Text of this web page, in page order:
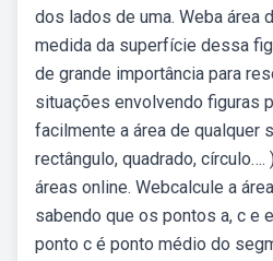
dos lados de uma. Weba área
medida da superfície dessa
de grande importância para
situações envolvendo figuras
facilmente a área de qualquer
rectângulo, quadrado, círculo….
áreas online. Webcalcule a
sabendo que os pontos a, c e
ponto c é ponto médio do